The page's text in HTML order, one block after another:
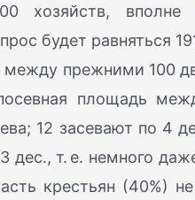
хозяйств,
будет равняться
между прежними 100
площадь
12 засевают по 4
дес., т. е. немного
крестьян (40%)